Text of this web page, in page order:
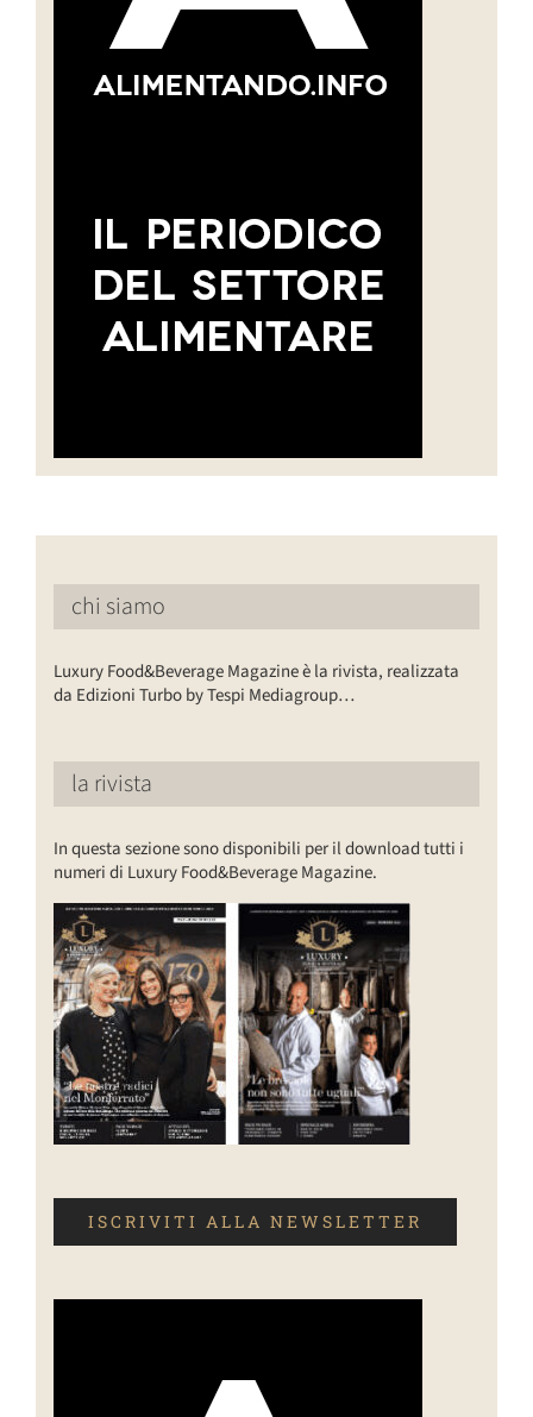
chi siamo
Luxury Food&Beverage Magazine è la rivista, realizzata
da Edizioni Turbo by Tespi Mediagroup…
la rivista
In questa sezione sono disponibili per il download tutti i
numeri di Luxury Food&Beverage Magazine.
ISCRIVITI ALLA NEWSLETTER